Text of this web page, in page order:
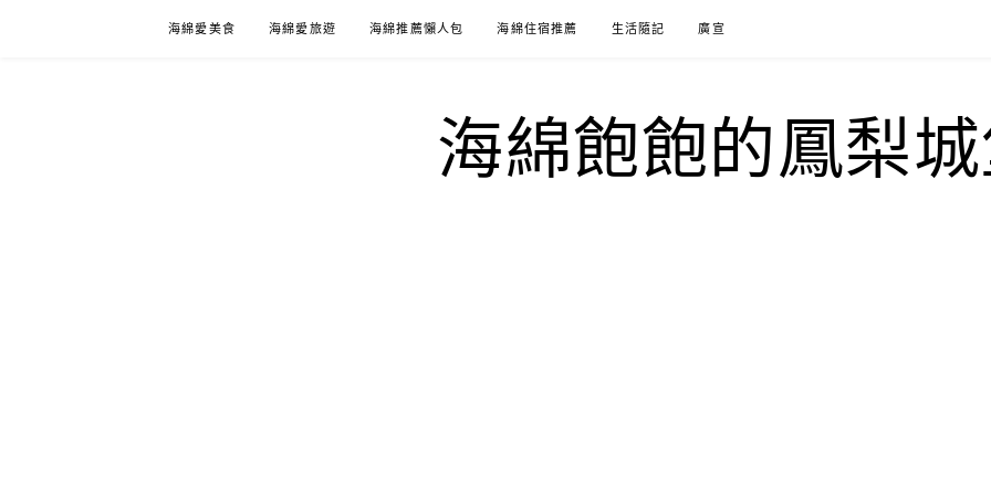
海綿愛美食 海綿愛旅遊 海綿推薦懶人包 海綿住宿推薦 生活隨記 廣宣
海綿飽飽的鳳梨